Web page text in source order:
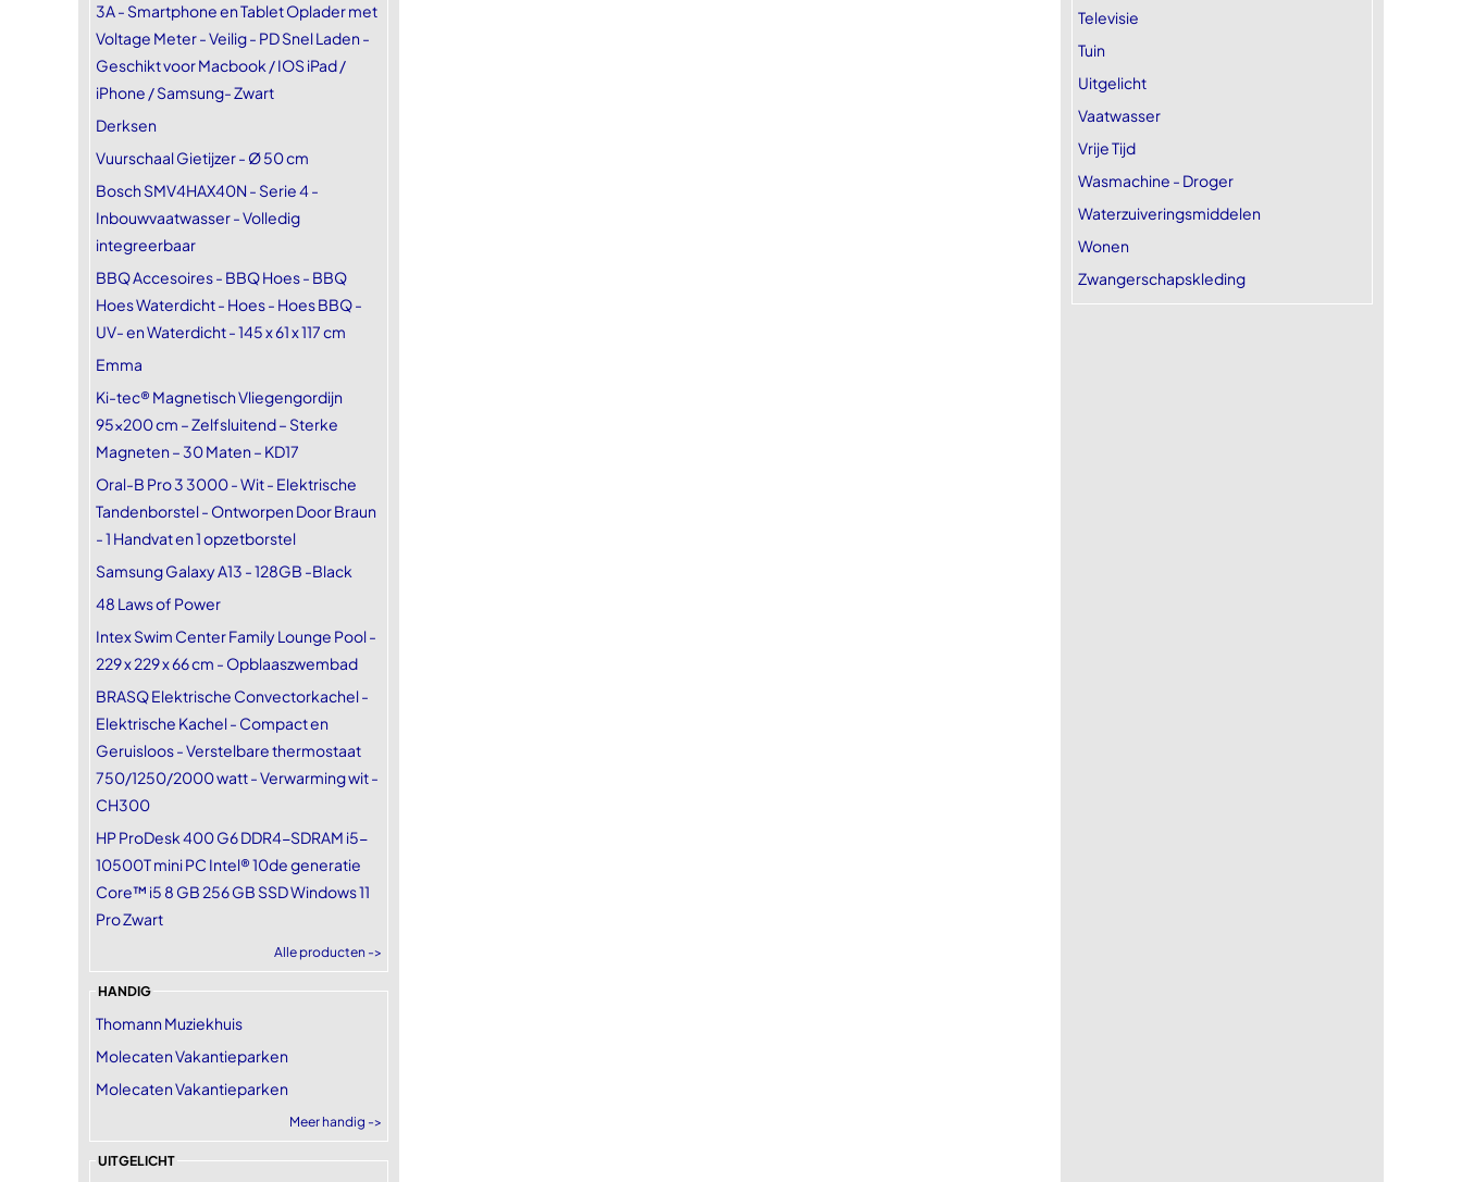
3A - Smartphone en Tablet Oplader met
Voltage Meter - Veilig - PD Snel Laden -
Geschikt voor Macbook / IOS iPad /
iPhone / Samsung- Zwart
Derksen
Vuurschaal Gietijzer - Ø 50 cm
Bosch SMV4HAX40N - Serie 4 -
Inbouwvaatwasser - Volledig
integreerbaar
BBQ Accesoires - BBQ Hoes - BBQ
Hoes Waterdicht - Hoes - Hoes BBQ -
UV- en Waterdicht - 145 x 61 x 117 cm
Emma
Ki-tec® Magnetisch Vliegengordijn
95x200 cm – Zelfsluitend – Sterke
Magneten – 30 Maten – KD17
Oral-B Pro 3 3000 - Wit - Elektrische
Tandenborstel - Ontworpen Door Braun
- 1 Handvat en 1 opzetborstel
Samsung Galaxy A13 - 128GB -Black
48 Laws of Power
Intex Swim Center Family Lounge Pool -
229 x 229 x 66 cm - Opblaaszwembad
BRASQ Elektrische Convectorkachel -
Elektrische Kachel - Compact en
Geruisloos - Verstelbare thermostaat
750/1250/2000 watt - Verwarming wit -
CH300
HP ProDesk 400 G6 DDR4-SDRAM i5-
10500T mini PC Intel® 10de generatie
Core™ i5 8 GB 256 GB SSD Windows 11
Pro Zwart
Alle producten ->
HANDIG
Thomann Muziekhuis
Molecaten Vakantieparken
Molecaten Vakantieparken
Meer handig ->
UITGELICHT
Televisie
Tuin
Uitgelicht
Vaatwasser
Vrije Tijd
Wasmachine - Droger
Waterzuiveringsmiddelen
Wonen
Zwangerschapskleding